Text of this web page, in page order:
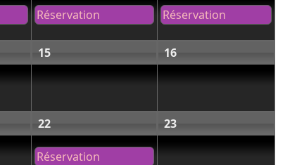
Réservation Réservation
15 16
22
Réservation
23